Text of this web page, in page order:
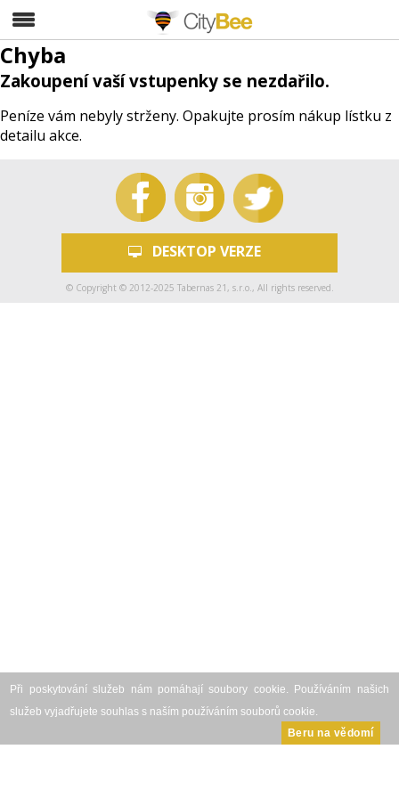
Při poskytování služeb nám pomáhají soubory cookie. Používáním našich
služeb vyjadřujete souhlas s naším používáním souborů cookie.
Beru na vědomí
CityBee
Chyba
Zakoupení vaší vstupenky se nezdařilo.
Peníze vám nebyly strženy. Opakujte prosím nákup lístku z
detailu akce.
DESKTOP VERZE
© Copyright © 2012-2025 Tabernas 21, s.r.o., All rights reserved.